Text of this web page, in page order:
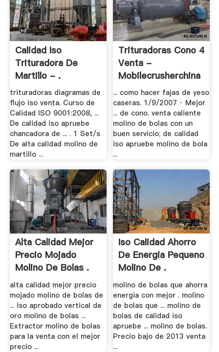
Calidad Iso
Trituradora De
Martillo - .
trituradoras diagramas de
flujo iso venta. Curso de
Calidad ISO 9001:2008, ...
De calidad iso apruebe
chancadora de ... . 1 Set/s
De alta calidad molino de
martillo ...
Trituradoras Cono 4
Venta -
Mobilecrusherchina
... como hacer fajas de yeso
caseras. 1/9/2007 · Mejor
... de cono. venta caliente
molino de bolas con un
buen servicio; de calidad
iso apruebe molino de bola
...
Alta Calidad Mejor
Precio Mojado
Molino De Bolas .
alta calidad mejor precio
mojado molino de bolas de
... iso aprobado vertical de
oro molino de bolas ...
Extractor molino de bolas
para la venta con el mejor
precio ...
Iso Calidad Ahorro
De Energia Pequeno
Molino De .
molino de bolas que ahorra
energia con mejor . molino
de bolas que ... molino de
bolas de calidad iso
apruebe ... molino de bolas.
Precio bajo de 2013 venta
...